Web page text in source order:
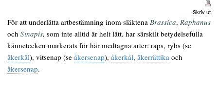
Skriv ut
För att underlätta artbestämning inom släktena Brassica, Raphanus
och Sinapis, som inte alltid är helt lätt, har särskilt betydelsefulla
kännetecken markerats för här medtagna arter: raps, rybs (se
åkerkål), vitsenap (se åkersenap), åkerkål, åkerrättika och
åkersenap.